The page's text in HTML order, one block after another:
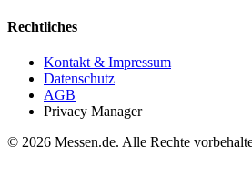
Rechtliches
Kontakt & Impressum
Datenschutz
AGB
Privacy Manager
© 2026 Messen.de. Alle Rechte